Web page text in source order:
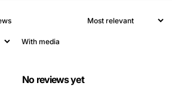
With media
No reviews yet